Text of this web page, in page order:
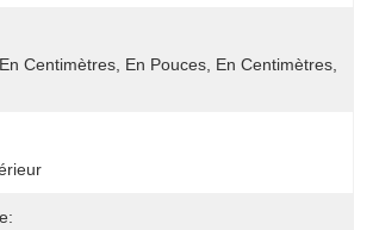
Centimètres, En Pouces, En Centimètres,